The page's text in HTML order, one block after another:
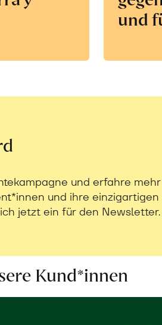
und
und erfahre mehr
und ihre einzigartigen
jetzt ein für den Newsletter.
Kund*innen